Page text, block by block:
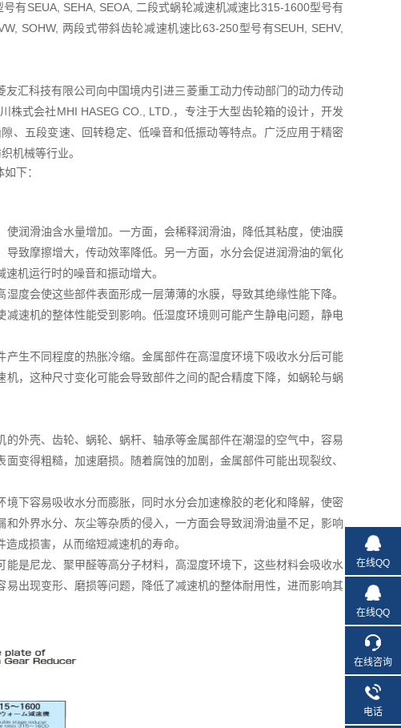
有SEUA, SEHA, SEOA, 二段式蜗轮减速机减速比315-1600型号有
SOHW, 两段式带斜齿轮减速机速比63-250型号有SEUH, SEHV,
汇科技有限公司向中国境内引进三菱重工动力传动部门的动力传动
式会社MHI HASEG CO., LTD.，专注于大型齿轮箱的设计，开发
、五段变速、回转稳定、低噪音和低振动等特点。广泛应用于精密
机械等行业。
下：
润滑油含水量增加。一方面，会稀释润滑油，降低其粘度，使油膜
致摩擦增大，传动效率降低。另一方面，水分会促进润滑油的氧化
机运行时的噪音和振动增大。
度会使这些部件表面形成一层薄薄的水膜，导致其绝缘性能下降。
速机的整体性能受到影响。低湿度环境则可能产生静电问题，静电
生不同程度的热胀冷缩。金属部件在高湿度环境下吸收水分后可能
，这种尺寸变化可能会导致部件之间的配合精度下降，如蜗轮与蜗
外壳、齿轮、蜗轮、蜗杆、轴承等金属部件在潮湿的空气中，容易
变得粗糙，加速磨损。随着腐蚀的加剧，金属部件可能出现裂纹、
下容易吸收水分而膨胀，同时水分会加速橡胶的老化和降解，使密
外界水分、灰尘等杂质的侵入，一方面会导致润滑油量不足，影响
成损害，从而缩短减速机的寿命。
是尼龙、聚甲醛等高分子材料，高湿度环境下，这些材料会吸收水
出现变形、磨损等问题，降低了减速机的整体耐用性，进而影响其
在线QQ
在线QQ
在线咨询
电话